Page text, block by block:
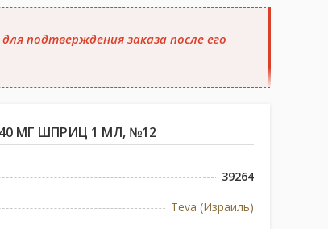
подтверждения заказа после его
МГ ШПРИЦ 1 МЛ, №12
39264
Teva (Израиль)